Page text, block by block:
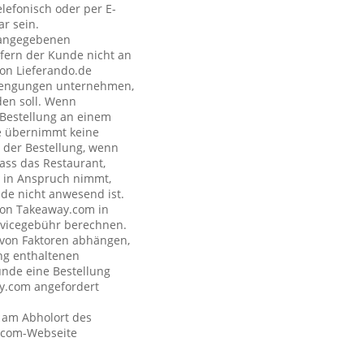
oder per E-
sein.
der Kunde nicht an
Lieferando.de
unternehmen,
soll. Wenn
an einem
übernimmt keine
Bestellung, wenn
das Restaurant,
Anspruch nimmt,
nicht anwesend ist.
Takeaway.com in
berechnen.
Faktoren abhängen,
enthaltenen
eine Bestellung
angefordert
Abholort des
Webseite